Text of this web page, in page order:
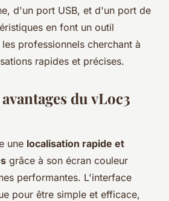
d'un port USB, et d'un port de
en font un outil
professionnels cherchant à
rapides et précises.
du vLoc3
une localisation rapide et
grâce à son écran couleur
performantes. L'interface
pour être simple et efficace,